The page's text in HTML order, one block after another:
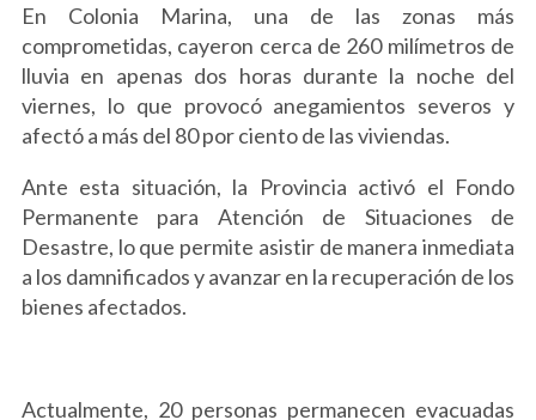
En Colonia Marina, una de las zonas más
comprometidas, cayeron cerca de 260 milímetros de
lluvia en apenas dos horas durante la noche del
viernes, lo que provocó anegamientos severos y
afectó a más del 80 por ciento de las viviendas.
Ante esta situación, la Provincia activó el Fondo
Permanente para Atención de Situaciones de
Desastre, lo que permite asistir de manera inmediata
a los damnificados y avanzar en la recuperación de los
bienes afectados.
Actualmente, 20 personas permanecen evacuadas